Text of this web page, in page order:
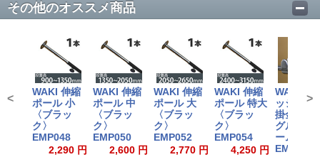
その他のオススメ商品
WAKI 伸縮
ポール 小
〈ブラッ
ク〉
EMP048
2,290 円
WAKI 伸縮
ポール 中
〈ブラッ
ク〉
EMP050
2,600 円
WAKI 伸縮
ポール 大
〈ブラッ
ク〉
EMP052
2,770 円
WAKI 伸縮
ポール 特大
〈ブラッ
ク〉
EMP054
4,250 円
WAKI メ
ッシュ用
掛金具シ
グル 〈ク
ーム〉
EMP091
< >